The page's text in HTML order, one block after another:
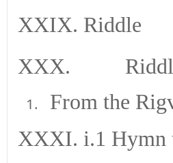
XXIX. Riddle
XXX.
From the
XXXI. i.1 Hymn